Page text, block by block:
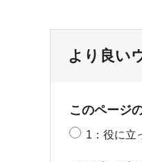
より良い
このページ
1：役に立